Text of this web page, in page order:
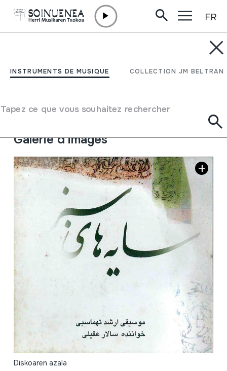
INSTRUMENTS DE MUSIQUE COLLECTION JM BELTRAN
Tapez ce que vous souhaitez rechercher
FR
SALAR AGHILI
Salar Aghili; Hamed Fakouri; Mehdi Bageri; Arsh Farhang
Galerie d'images
Diskoaren azala